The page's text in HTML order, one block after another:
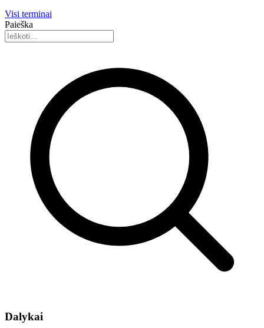
Visi terminai
Paieška
Dalykai